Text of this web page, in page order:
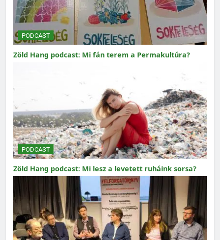
PODCAST
Zöld Hang podcast: Mi fán terem a Permakultúra?
PODCAST
Zöld Hang podcast: Mi lesz a levetett ruháink sorsa?